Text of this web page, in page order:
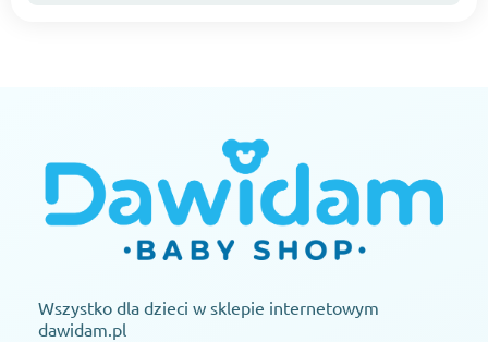
Wszystko dla dzieci w sklepie internetowym
dawidam.pl